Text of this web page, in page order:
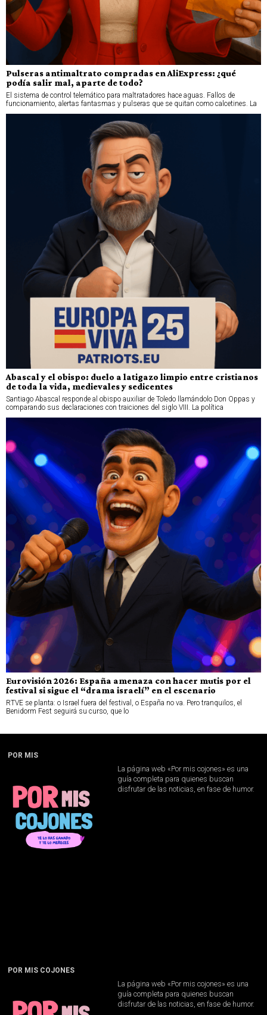
Pulseras antimaltrato compradas en AliExpress: ¿qué
podía salir mal, aparte de todo?
El sistema de control telemático para maltratadores hace aguas. Fallos de
funcionamiento, alertas fantasmas y pulseras que se quitan como calcetines. La
Abascal y el obispo: duelo a latigazo limpio entre cristianos
de toda la vida, medievales y sedicentes
Santiago Abascal responde al obispo auxiliar de Toledo llamándolo Don Oppas y
comparando sus declaraciones con traiciones del siglo VIII. La política
Eurovisión 2026: España amenaza con hacer mutis por el
festival si sigue el “drama israelí” en el escenario
RTVE se planta: o Israel fuera del festival, o España no va. Pero tranquilos, el
Benidorm Fest seguirá su curso, que lo
POR MIS
La página web «Por mis cojones» es una
guía completa para quienes buscan
disfrutar de las noticias, en fase de humor.
POR MIS COJONES
La página web «Por mis cojones» es una
guía completa para quienes buscan
disfrutar de las noticias, en fase de humor.